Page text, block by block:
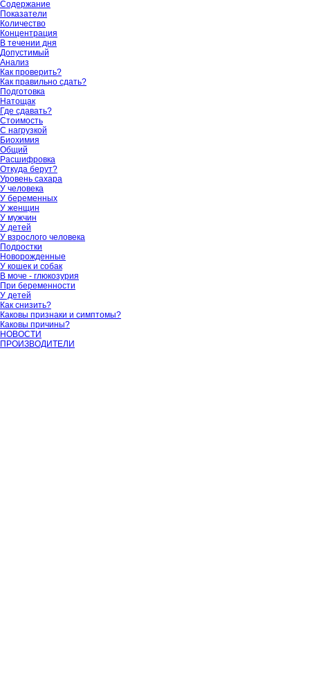
Содержание
Показатели
Количество
Концентрация
В течении дня
Допустимый
Анализ
Как проверить?
Как правильно сдать?
Подготовка
Натощак
Где сдавать?
Стоимость
С нагрузкой
Биохимия
Общий
Расшифровка
Откуда берут?
Уровень сахара
У человека
У беременных
У женщин
У мужчин
У детей
У взрослого человека
Подростки
Новорожденные
У кошек и собак
В моче - глюкозурия
При беременности
У детей
Как снизить?
Каковы признаки и симптомы?
Каковы причины?
НОВОСТИ
ПРОИЗВОДИТЕЛИ